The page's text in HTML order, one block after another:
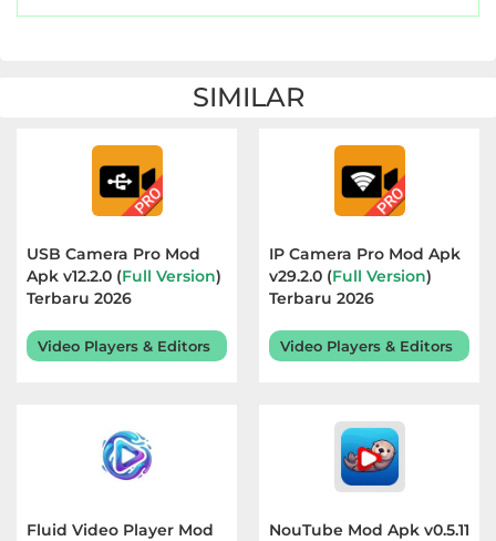
Local
Video
Players
&
Weather
SIMILAR
USB Camera Pro Mod
Apk v12.2.0 (Full Version)
Terbaru 2026
Video Players & Editors
IP Camera Pro Mod Apk
v29.2.0 (Full Version)
Terbaru 2026
Video Players & Editors
Fluid Video Player Mod
NouTube Mod Apk v0.5.11